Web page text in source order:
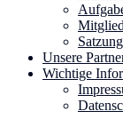
Satzung
Unsere
Wichtige